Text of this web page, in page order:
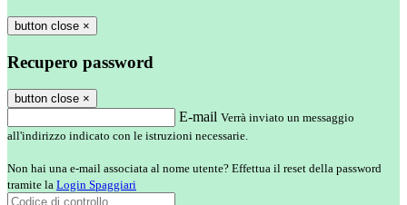
button close ×
Recupero password
button close ×
E-mail Verrà inviato un messaggio
all'indirizzo indicato con le istruzioni necessarie.
Non hai una e-mail associata al nome utente? Effettua il reset della password
tramite la Login Spaggiari